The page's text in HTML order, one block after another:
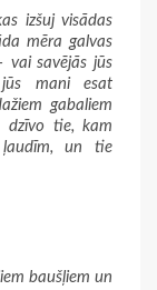
izšuj visādas
mēra galvas
vai savējās jūs
mani esat
gabaliem
dzīvo tie, kam
un tie
baušļiem un